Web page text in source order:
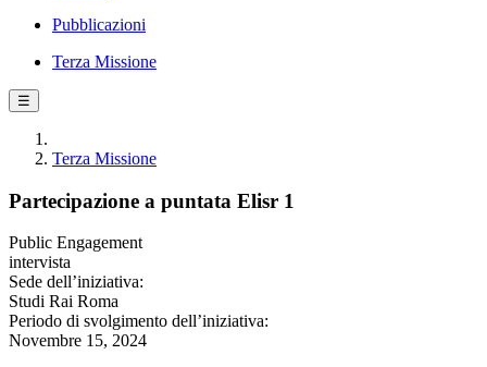
Pubblicazioni
Terza Missione
☰
Terza Missione
Partecipazione a puntata Elisr 1
Public Engagement
intervista
Sede dell’iniziativa:
Studi Rai Roma
Periodo di svolgimento dell’iniziativa:
Novembre 15, 2024